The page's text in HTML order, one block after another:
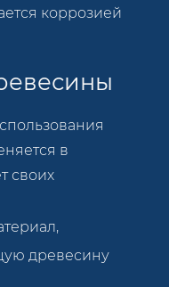
коррозией
в
своих
древесину